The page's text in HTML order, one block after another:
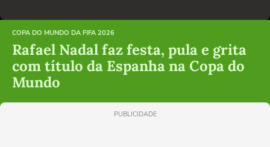
COPA DO MUNDO DA FIFA 2026
Rafael Nadal faz festa, pula e grita
com título da Espanha na Copa do
Mundo
PUBLICIDADE